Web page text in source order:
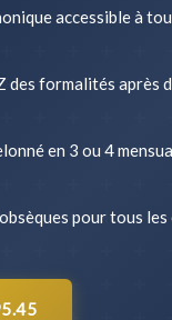
accessible à
des formalités après
en 3 ou 4
pour tous les